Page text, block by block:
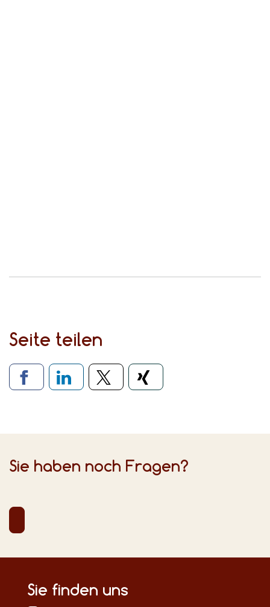
Seite teilen
Verlinkung zu sozialen Medien
Sie haben noch Fragen?
Sie finden uns